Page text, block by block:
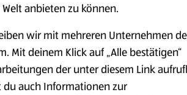
anbieten zu können.
wir mit mehreren Unternehmen
Mit deinem Klick auf „Alle bestätigen“
der unter diesem Link
du auch Informationen zur